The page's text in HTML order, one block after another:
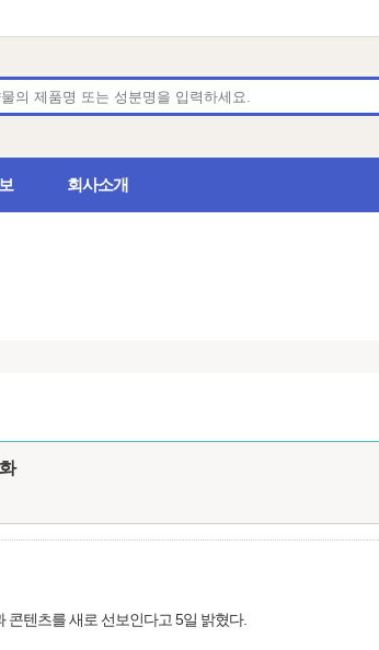
회사소개
텐츠를 새로 선보인다고 5일 밝혔다.